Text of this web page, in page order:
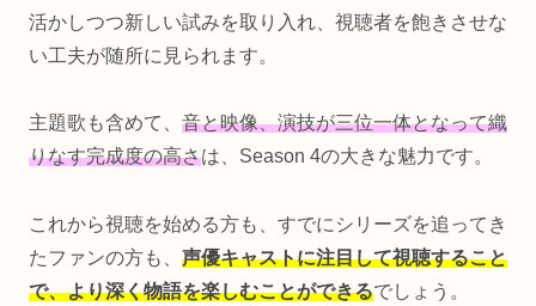
活かしつつ新しい試みを取り入れ、視聴者を飽きさせな
い工夫が随所に見られます。
主題歌も含めて、 音と映像、演技が三位一体となって織
りなす完成度の高さは、Season 4の大きな魅力です。
これから視聴を始める方も、すでにシリーズを追ってき
たファンの方も、 声優キャストに注目して視聴すること
で、より深く物語を楽しむことができるでしょう。